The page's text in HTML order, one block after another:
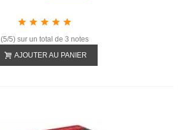
(5/5) sur un total de 3 notes
AJOUTER AU PANIER